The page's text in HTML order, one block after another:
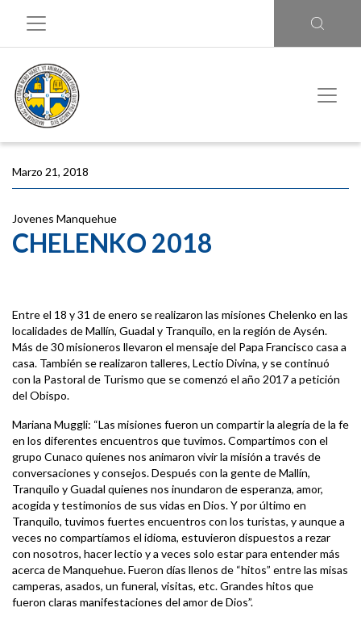
Marzo 21, 2018
Jovenes Manquehue
CHELENKO 2018
Entre el 18 y 31 de enero se realizaron las misiones Chelenko en las
localidades de Mallín, Guadal y Tranquilo, en la región de Aysén.
Más de 30 misioneros llevaron el mensaje del Papa Francisco casa a
casa. También se realizaron talleres, Lectio Divina, y se continuó
con la Pastoral de Turismo que se comenzó el año 2017 a petición
del Obispo.
Mariana Muggli: “Las misiones fueron un compartir la alegría de la fe
en los diferentes encuentros que tuvimos. Compartimos con el
grupo Cunaco quienes nos animaron vivir la misión a través de
conversaciones y consejos. Después con la gente de Mallín,
Tranquilo y Guadal quienes nos inundaron de esperanza, amor,
acogida y testimonios de sus vidas en Dios. Y por último en
Tranquilo, tuvimos fuertes encuentros con los turistas, y aunque a
veces no compartíamos el idioma, estuvieron dispuestos a rezar
con nosotros, hacer lectio y a veces solo estar para entender más
acerca de Manquehue. Fueron días llenos de “hitos” entre las misas
camperas, asados, un funeral, visitas, etc. Grandes hitos que
fueron claras manifestaciones del amor de Dios”.